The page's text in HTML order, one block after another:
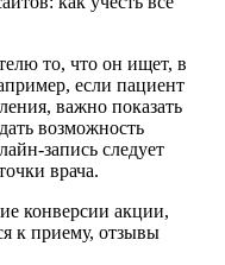
то, что он ищет, в
если пациент
важно показать
возможность
запись следует
врача.
конверсии акции,
к приему, отзывы